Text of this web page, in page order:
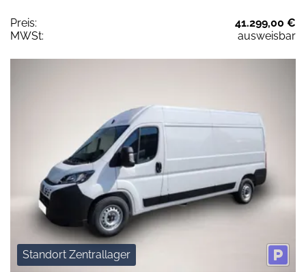
Preis:
41.299,00 €
MWSt:
ausweisbar
Standort Zentrallager